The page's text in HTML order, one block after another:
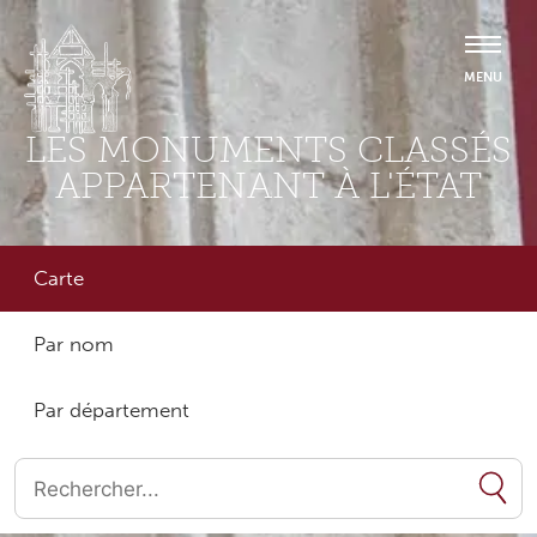
LES MONUMENTS CLASSÉS
APPARTENANT À L'ÉTAT
Carte
Par nom
Par département
Quand les résultats de l'auto-complétion sont disponibles,